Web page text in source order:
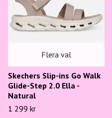
Flera val
Skechers Slip-ins Go Walk
Glide-Step 2.0 Ella -
Natural
1 299 kr